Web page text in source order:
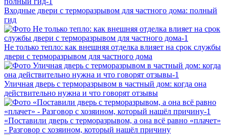
Входные двери с терморазрывом для частного дома: полный
гид
Не только тепло: как внешняя отделка влияет на срок службы
двери с терморазрывом для частного дома
Уличная дверь с терморазрывом в частный дом: когда она
действительно нужна и что говорят отзывы
«Поставили дверь с терморазрывом, а она всё равно «плачет»
- Разговор с хозяином, который нашёл причину